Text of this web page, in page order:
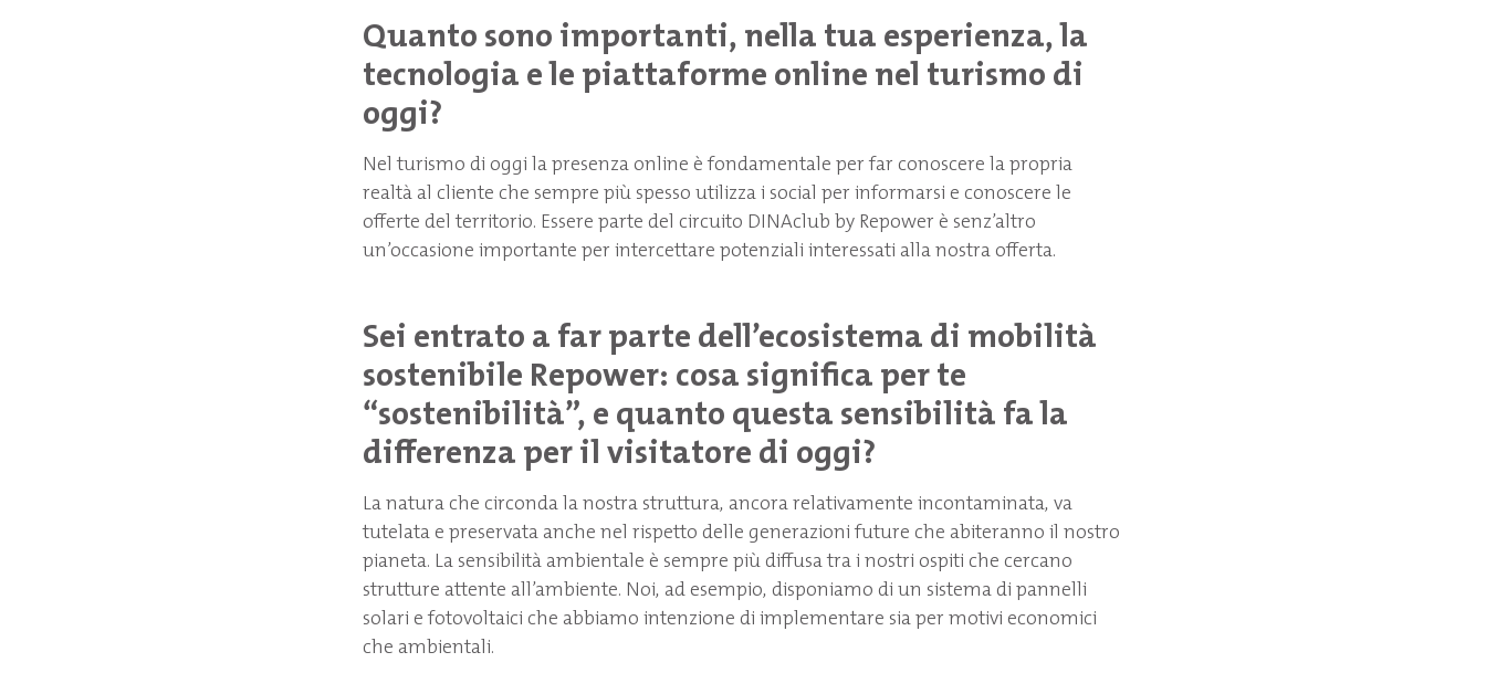
Quanto sono importanti, nella tua esperienza, la
tecnologia e le piattaforme online nel turismo di
oggi?
Nel turismo di oggi la presenza online è fondamentale per far conoscere la propria
realtà al cliente che sempre più spesso utilizza i social per informarsi e conoscere le
offerte del territorio. Essere parte del circuito DINAclub by Repower è senz’altro
un’occasione importante per intercettare potenziali interessati alla nostra offerta.
Sei entrato a far parte dell’ecosistema di mobilità
sostenibile Repower: cosa significa per te
“sostenibilità”, e quanto questa sensibilità fa la
differenza per il visitatore di oggi?
La natura che circonda la nostra struttura, ancora relativamente incontaminata, va
tutelata e preservata anche nel rispetto delle generazioni future che abiteranno il nostro
pianeta. La sensibilità ambientale è sempre più diffusa tra i nostri ospiti che cercano
strutture attente all’ambiente. Noi, ad esempio, disponiamo di un sistema di pannelli
solari e fotovoltaici che abbiamo intenzione di implementare sia per motivi economici
che ambientali.